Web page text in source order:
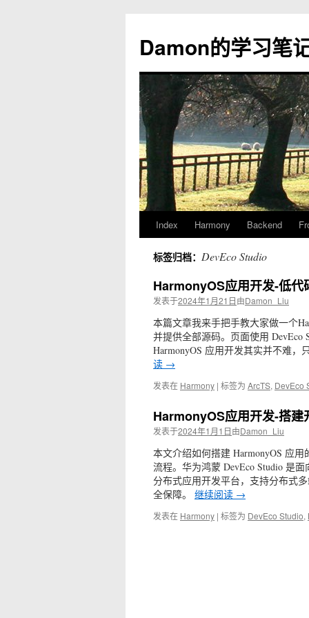
Damon的学习笔
至
文
Index Harmony Backend
标签归档： DevEco Studio
HarmonyOS应用开发-低代
发表于2024年1月21日由Damon_Liu
本篇文章我来手把手教大家做一个
并提供全部源码。页面使用
HarmonyOS 应用开发其实并不难
读 →
发表在 Harmony | 标签为 ArcTS, DevEco
HarmonyOS应用开发-搭建
发表于2024年1月1日由Damon_Liu
本文介绍如何搭建 HarmonyOS 应
流程。华为鸿蒙 DevEco Studio 是
分布式应用开发平台，支持分布式
全保障。 继续阅读 →
发表在 Harmony | 标签为 DevEco Studio,